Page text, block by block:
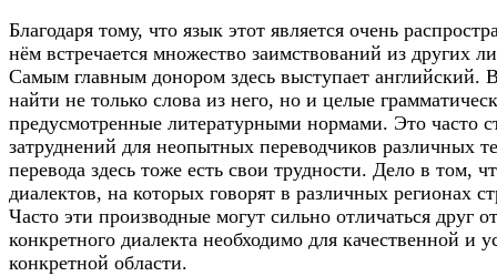
Благодаря тому, что язык этот является очень
нём встречается множество заимствований из других
Самым главным донором здесь выступает английский.
найти не только слова из него, но и целые
предусмотренные литературными нормами. Это часто
затруднений для неопытных переводчиков различных
перевода здесь тоже есть свои трудности. Дело в том,
диалектов, на которых говорят в различных регионах
Часто эти производные могут сильно отличаться друг
конкретного диалекта необходимо для качественной и
конкретной области.